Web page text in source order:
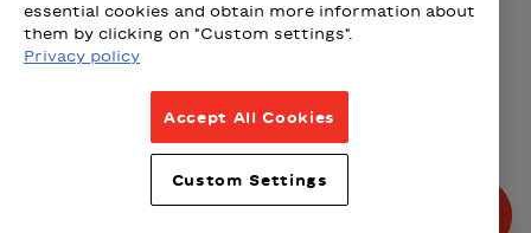
Loto-Québec - Loteries
Fizz - Forfaits mobiles et
Wealthsimple
Beneva
© Tous droits réservés 2026.
Politique de confidentialité
Politique intempéries
Politique de partenariats
essential cookies and obtain more information about
them by clicking on "Custom settings".
Privacy policy
Accept All Cookies
Custom Settings